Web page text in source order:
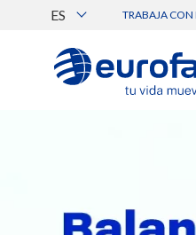
ES TRABAJA CON